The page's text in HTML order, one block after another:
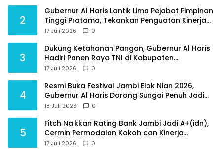
2
Gubernur Al Haris Lantik Lima Pejabat Pimpinan
Tinggi Pratama, Tekankan Penguatan Kinerja
dan Integritas
17 Juli 2026 0
3
Dukung Ketahanan Pangan, Gubernur Al Haris
Hadiri Panen Raya TNI di Kabupaten
Tanjungjabung Timur
17 Juli 2026 0
4
Resmi Buka Festival Jambi Elok Nian 2026,
Gubernur Al Haris Dorong Sungai Penuh Jadi
Destinasi Wisata Budaya Unggulan
18 Juli 2026 0
5
Fitch Naikkan Rating Bank Jambi Jadi A+(idn),
Cermin Permodalan Kokoh dan Kinerja
Keuangan Sehat
17 Juli 2026 0